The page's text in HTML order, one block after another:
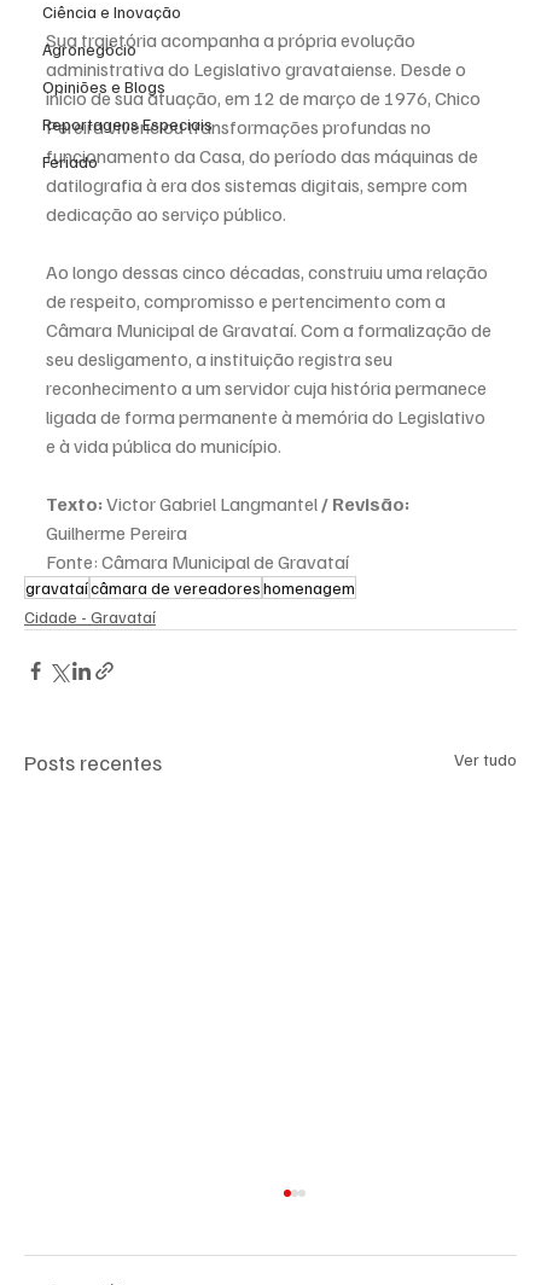
Ciência e Inovação
Agronegócio
Opiniões e Blogs
Reportagens Especiais
Feriado
Sua trajetória acompanha a própria evolução
administrativa do Legislativo gravataiense. Desde o
início de sua atuação, em 12 de março de 1976, Chico
Pereira vivenciou transformações profundas no
funcionamento da Casa, do período das máquinas de
datilografia à era dos sistemas digitais, sempre com
dedicação ao serviço público.
Ao longo dessas cinco décadas, construiu uma relação
de respeito, compromisso e pertencimento com a
Câmara Municipal de Gravataí. Com a formalização de
seu desligamento, a instituição registra seu
reconhecimento a um servidor cuja história permanece
ligada de forma permanente à memória do Legislativo
e à vida pública do município.
Texto: Victor Gabriel Langmantel / Revisão:
Guilherme Pereira
Fonte: Câmara Municipal de Gravataí
gravataícâmara de vereadoreshomenagem
Cidade - Gravataí
Posts recentes Ver tudo